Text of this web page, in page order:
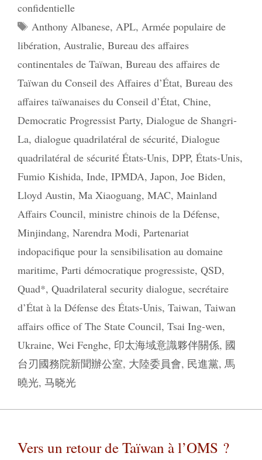
confidentielle
Étiquettes
Anthony Albanese, APL, Armée populaire de
libération, Australie, Bureau des affaires
continentales de Taïwan, Bureau des affaires de
Taïwan du Conseil des Affaires d’État, Bureau des
affaires taïwanaises du Conseil d’État, Chine,
Democratic Progressist Party, Dialogue de Shangri-
La, dialogue quadrilatéral de sécurité, Dialogue
quadrilatéral de sécurité États-Unis, DPP, États-Unis,
Fumio Kishida, Inde, IPMDA, Japon, Joe Biden,
Lloyd Austin, Ma Xiaoguang, MAC, Mainland
Affairs Council, ministre chinois de la Défense,
Minjindang, Narendra Modi, Partenariat
indopacifique pour la sensibilisation au domaine
maritime, Parti démocratique progressiste, QSD,
Quad*, Quadrilateral security dialogue, secrétaire
d’État à la Défense des États-Unis, Taiwan, Taiwan
affairs office of The State Council, Tsai Ing-wen,
Ukraine, Wei Fenghe, 印太海域意識夥伴關係, 國
台刃國務院新聞辦公室, 大陸委員會, 民進黨, 馬
曉光, 马晓光
Vers un retour de Taïwan à l’OMS ?